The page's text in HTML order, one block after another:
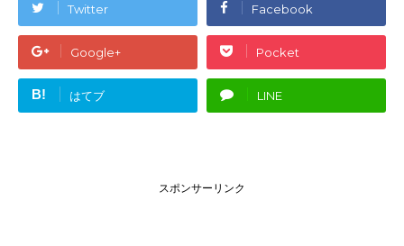
Twitter Facebook
Google+ Pocket
B! はてブ LINE
スポンサーリンク